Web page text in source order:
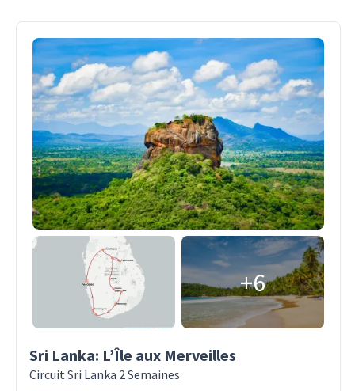
+6
Sri Lanka: L’Île aux Merveilles
Circuit Sri Lanka 2 Semaines